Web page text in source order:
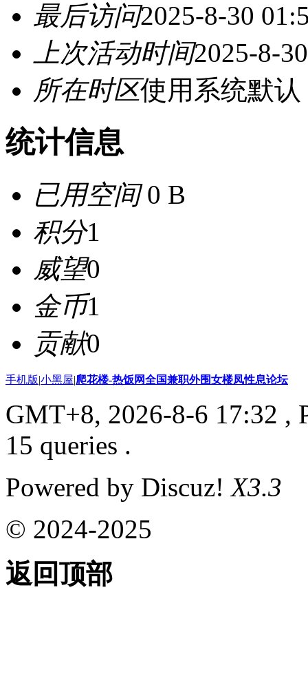
最后访问2025-8-30
上次活动时间2025-8-
所在时区使用系统默认
统计信息
已用空间0 B
积分1
威望0
金币1
贡献0
手机版|小黑屋|爬花楼-热饭网全国兼职外围女楼凤性息论坛
GMT+8, 2026-8-6 17:32 ,
15 queries .
Powered by Discuz!X3.3
© 2024-2025
返回顶部